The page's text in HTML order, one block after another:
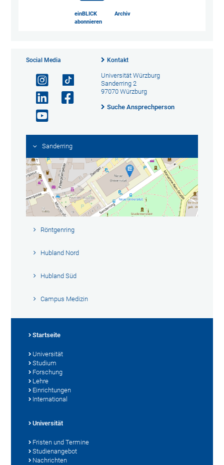
einBLICK
abonnieren
Archiv
Social Media Kontakt
Universität Würzburg
Sanderring 2
97070 Würzburg
Suche Ansprechperson
Sanderring
Röntgenring
Hubland Nord
Hubland Süd
Campus Medizin
Startseite
Universität
Studium
Forschung
Lehre
Einrichtungen
International
Universität
Fristen und Termine
Studienangebot
Nachrichten